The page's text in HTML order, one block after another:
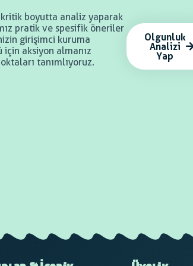
boyutta analiz yaparak
pratik ve spesifik öneriler
girişimci kuruma
için aksiyon almanız
tanımlıyoruz.
Olgunluk
Analizi
Yap